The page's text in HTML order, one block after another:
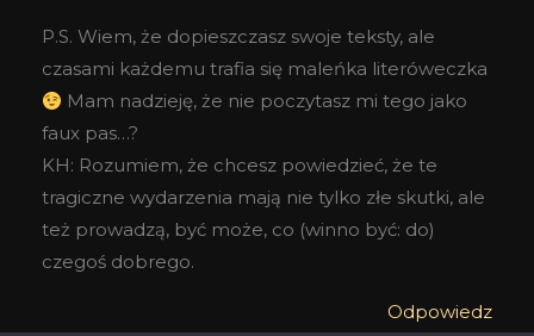
P.S. Wiem, że dopieszczasz swoje teksty, ale
czasami każdemu trafia się maleńka literóweczka
Mam nadzieję, że nie poczytasz mi tego jako
faux pas…?
KH: Rozumiem, że chcesz powiedzieć, że te
tragiczne wydarzenia mają nie tylko złe skutki, ale
też prowadzą, być może, co (winno być: do)
czegoś dobrego.
Odpowiedz